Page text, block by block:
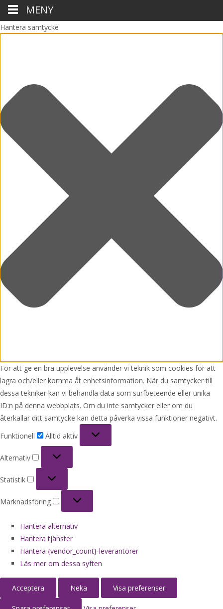
Hantera samtycke
För att ge en bra upplevelse använder vi teknik som cookies för att
lagra och/eller komma åt enhetsinformation. När du samtycker till
dessa tekniker kan vi behandla data som surfbeteende eller unika
ID:n på denna webbplats. Om du inte samtycker eller om du
återkallar ditt samtycke kan detta påverka vissa funktioner negativt.
Funktionell
Alltid aktiv
Alternativ
Statistik
Marknadsföring
Hantera alternativ
Hantera tjänster
Hantera {vendor_count}-leverantörer
Läs mer om dessa syften
Acceptera Neka Visa preferenser
MENY